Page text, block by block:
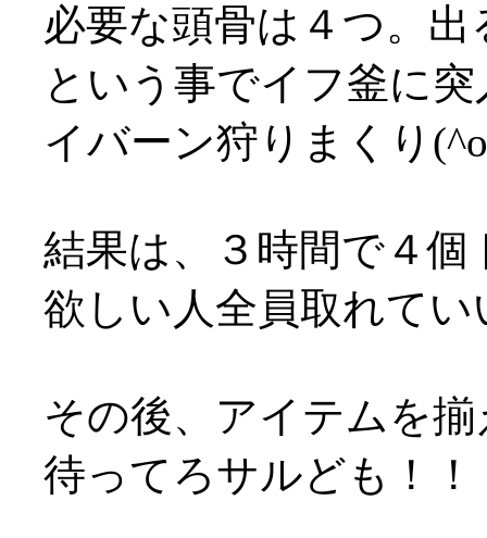
必要な頭骨は４つ。
という事でイフ釜に
イバーン狩りまくり
結果は、３時間で４
欲しい人全員取れて
その後、アイテムを
待ってろサルども！